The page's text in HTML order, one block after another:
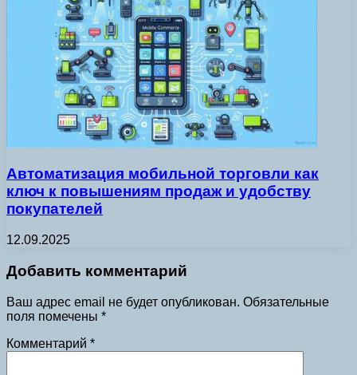
Автоматизация мобильной торговли как
ключ к повышениям продаж и удобству
покупателей
12.09.2025
Добавить комментарий
Ваш адрес email не будет опубликован. Обязательные
поля помечены *
Комментарий *